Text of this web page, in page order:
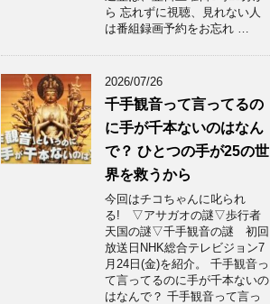
ら 忘れずに視聴、見れない人
は番組録画予約をお忘れ …
2026/07/26
千手観音って言ってるの
に手が千本ないのはなん
で？ ひとつの手が25の世
界を救うから
今回はチコちゃんに叱られ
る! ▽アサガオの謎▽歩行者
天国の謎▽千手観音の謎 初回
放送日NHK総合テレビジョン7
月24日(金)を紹介。 千手観音っ
て言ってるのに手が千本ないの
はなんで？ 千手観音って言っ